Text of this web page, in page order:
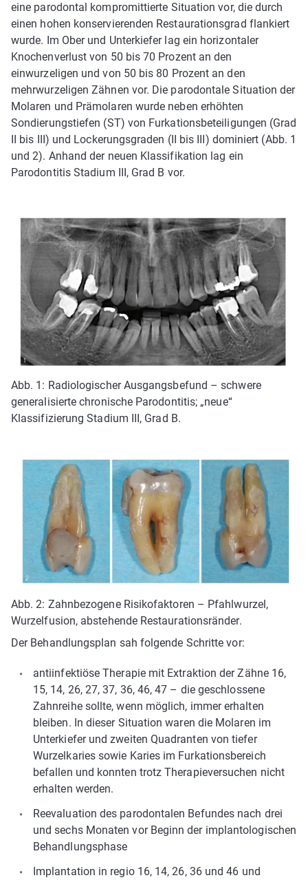
eine parodontal kompromittierte Situation vor, die durch
einen hohen konservierenden Restaurationsgrad flankiert
wurde. Im Ober­ und Unterkiefer lag ein horizontaler
Knochenverlust von 50 bis 70 Prozent an den
einwurzeligen und von 50 bis 80 Prozent an den
mehrwurzeligen Zähnen vor. Die parodontale Situation der
Molaren und Prämolaren wurde neben erhöhten
Sondierungstiefen (ST) von Furkationsbeteiligungen (Grad
II bis III) und Lockerungsgraden (II bis III) dominiert (Abb. 1
und 2). Anhand der neuen Klassifikation lag ein
Parodontitis Stadium III, Grad B vor.
Abb. 1: Radiologischer Ausgangsbefund – schwere
generalisierte chronische Parodontitis; „neue“
Klassifizierung Stadium III, Grad B.
Abb. 2: Zahnbezogene Risikofaktoren – Pfahlwurzel,
Wurzelfusion, abstehende Restaurationsränder.
Der Behandlungsplan sah folgende Schritte vor:
antiinfektiöse Therapie mit Extraktion der Zähne 16,
15, 14, 26, 27, 37, 36, 46, 47 – die geschlossene
Zahnreihe sollte, wenn möglich, immer erhalten
bleiben. In dieser Situation waren die Molaren im
Unterkiefer und zweiten Quadranten von tiefer
Wurzelkaries sowie Karies im Furkationsbereich
befallen und konnten trotz Therapieversuchen nicht
erhalten werden.
Reevaluation des parodontalen Befundes nach drei
und sechs Monaten vor Beginn der implantologischen
Behandlungsphase
Implantation in regio 16, 14, 26, 36 und 46 und